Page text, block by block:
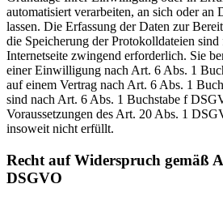
automatisiert verarbeiten, an sich oder an
lassen. Die Erfassung der Daten zur
die Speicherung der Protokolldateien
Internetseite zwingend erforderlich. Sie
einer Einwilligung nach Art. 6 Abs. 1
auf einem Vertrag nach Art. 6 Abs. 1
sind nach Art. 6 Abs. 1 Buchstabe f
Voraussetzungen des Art. 20 Abs. 1
insoweit nicht erfüllt.
Recht auf Widerspruch gemäß
DSGVO